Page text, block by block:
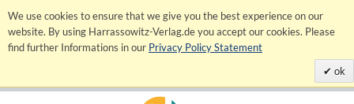
We use cookies to ensure that we give you the best experience on our
website. By using Harrassowitz-Verlag.de you accept our cookies. Please
find further Informations in our Privacy Policy Statement
ok